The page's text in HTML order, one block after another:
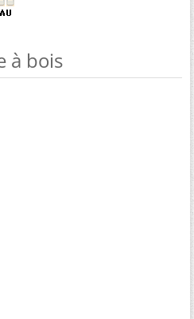
à bois